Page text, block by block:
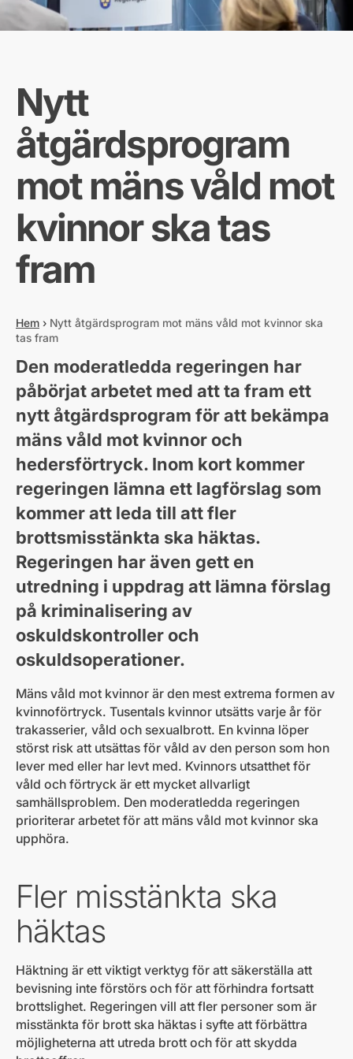
Nytt
åtgärdsprogram
mot mäns våld mot
kvinnor ska tas
fram
Hem › Nytt åtgärdsprogram mot mäns våld mot kvinnor ska
tas fram
Den moderatledda regeringen har
påbörjat arbetet med att ta fram ett
nytt åtgärdsprogram för att bekämpa
mäns våld mot kvinnor och
hedersförtryck. Inom kort kommer
regeringen lämna ett lagförslag som
kommer att leda till att fler
brottsmisstänkta ska häktas.
Regeringen har även gett en
utredning i uppdrag att lämna förslag
på kriminalisering av
oskuldskontroller och
oskuldsoperationer.
Mäns våld mot kvinnor är den mest extrema formen av
kvinnoförtryck. Tusentals kvinnor utsätts varje år för
trakasserier, våld och sexualbrott. En kvinna löper
störst risk att utsättas för våld av den person som hon
lever med eller har levt med. Kvinnors utsatthet för
våld och förtryck är ett mycket allvarligt
samhällsproblem. Den moderatledda regeringen
prioriterar arbetet för att mäns våld mot kvinnor ska
upphöra.
Fler misstänkta ska
häktas
Häktning är ett viktigt verktyg för att säkerställa att
bevisning inte förstörs och för att förhindra fortsatt
brottslighet. Regeringen vill att fler personer som är
misstänkta för brott ska häktas i syfte att förbättra
möjligheterna att utreda brott och för att skydda